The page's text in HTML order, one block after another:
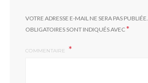
VOTRE ADRESSE E-MAIL NE SERA PAS PUBLIÉE.
OBLIGATOIRES SONT INDIQUÉS AVEC*
COMMENTAIRE